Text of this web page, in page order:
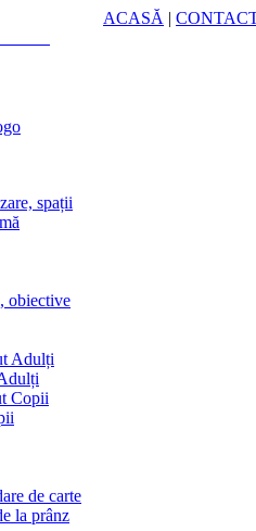
ACASĂ |
spații
obiective
Adulți
Copii
de carte
la prânz